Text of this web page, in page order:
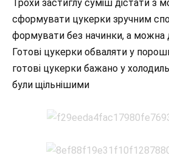
Трохи застиглу суміш дістати з
сформувати цукерки зручним
формувати без начинки, а можна
Готові цукерки обваляти у
готові цукерки бажано у
були щільнішими